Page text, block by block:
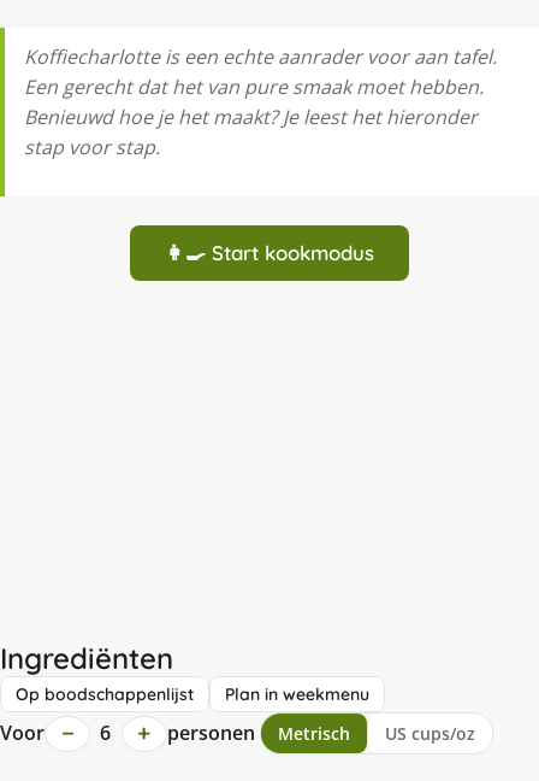
Koffiecharlotte is een echte aanrader voor aan tafel.
Een gerecht dat het van pure smaak moet hebben.
Benieuwd hoe je het maakt? Je leest het hieronder
stap voor stap.
👩‍🍳 Start kookmodus
Ingrediënten
Op boodschappenlijst Plan in weekmenu
Voor − 6 + personen Metrisch US cups/oz